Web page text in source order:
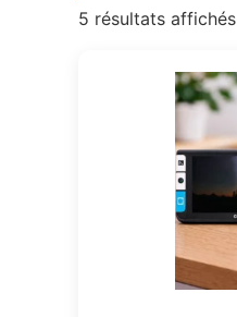
5 résultats affichés